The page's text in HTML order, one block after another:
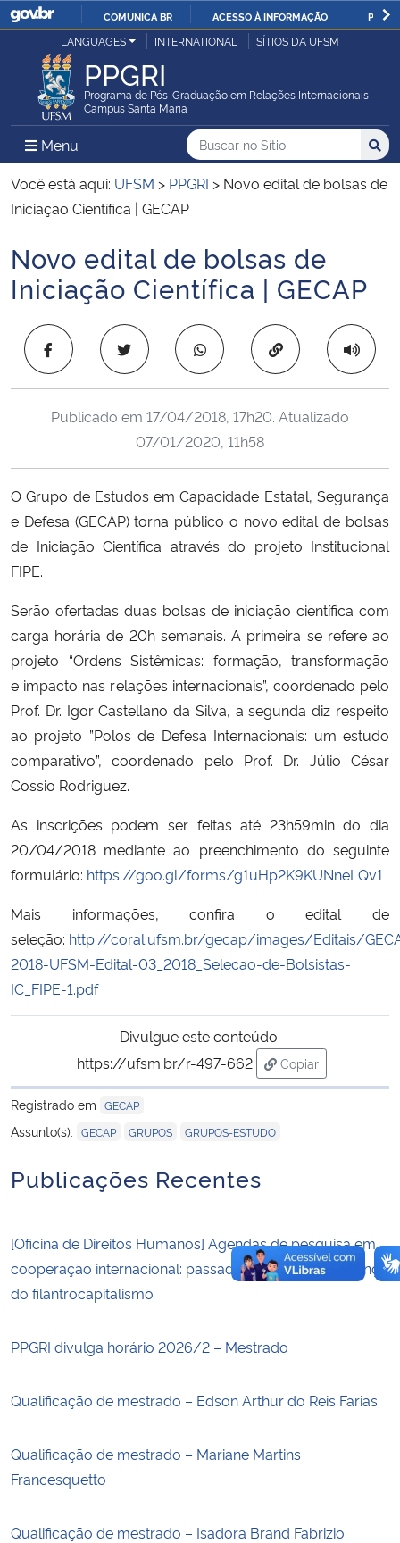
IR
O
COMUNICA BR ACESSO À INFORMAÇÃO
Ministério da Justiça e Segurança Pública
Ministério da Defesa
Ministério das Relações Exteriores
Ministério da Infraestrutura
Ministério da Educação
Ministério da Cidadania
Ministério de Minas e Energia
Ministério da Ciência, Tecnologia, Inovações e Comunicações
Ministério do Meio Ambiente
Ministério do Desenvolvimento Regional
Controladoria-Geral da União
Ministério da Mulher, da Família e dos Direitos Humanos
Secretaria de Governo
Gabinete de Segurança Institucional
Advocacia-Geral da União
Banco Central do Brasil
LANGUAGES INTERNATIONAL SÍTIOS DA UFSM
PPGRI
Programa de Pós-Graduação em Relações Internacionais –
Campus Santa Maria
Menu Menu Principal do Sítio
Busca
Buscar no no Sítio
Busca:
Você está aqui: UFSM > PPGRI > Novo edital de bolsas de
Iniciação Científica | GECAP
Início do conteúdo
Novo edital de bolsas de
Iniciação Científica | GECAP
Copiar para área
Publicado em 17/04/2018, 17h20. Atualizado
07/01/2020, 11h58
O Grupo de Estudos em Capacidade Estatal, Segurança
e Defesa (GECAP) torna público o novo edital de bolsas
de Iniciação Científica através do projeto Institucional
FIPE.
Serão ofertadas duas bolsas de iniciação científica com
carga horária de 20h semanais. A primeira se refere ao
projeto “Ordens Sistêmicas: formação, transformação
e impacto nas relações internacionais”, coordenado pelo
Prof. Dr. Igor Castellano da Silva, a segunda diz respeito
ao projeto ”Polos de Defesa Internacionais: um estudo
comparativo”, coordenado pelo Prof. Dr. Júlio César
Cossio Rodriguez.
As inscrições podem ser feitas até 23h59min do dia
20/04/2018 mediante ao preenchimento do seguinte
formulário: https://goo.gl/forms/g1uHp2K9KUNneLQv1
Mais informações, confira o edital de
seleção: http://coral.ufsm.br/gecap/images/Editais/
2018-UFSM-Edital-03_2018_Selecao-de-Bolsistas-
IC_FIPE-1.pdf
Divulgue este conteúdo:
https://ufsm.br/r-497-662
Copiar
para área de
Registrado em GECAP
Assunto(s): GECAP GRUPOS GRUPOS-ESTUDO
Publicações Recentes
[Oficina de Direitos Humanos] Agendas de pesquisa em
cooperação internacional: passado, presente, e o avanço
do filantrocapitalismo
PPGRI divulga horário 2026/2 – Mestrado
Qualificação de mestrado – Edson Arthur do Reis Farias
Qualificação de mestrado – Mariane Martins
Francesquetto
Qualificação de mestrado – Isadora Brand Fabrizio